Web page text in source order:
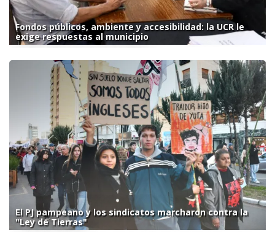
Fondos públicos, ambiente y accesibilidad: la UCR le
exige respuestas al municipio
El PJ pampeano y los sindicatos marcharon contra la
"Ley de Tierras"